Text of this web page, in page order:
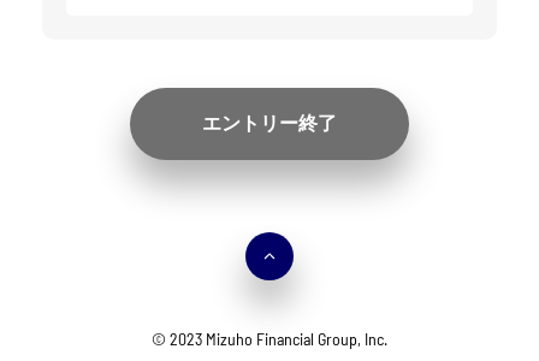
エントリー終了
© 2023 Mizuho Financial Group, Inc.